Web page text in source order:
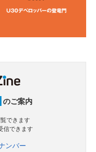
のご案内
できます
信できます
ンバー